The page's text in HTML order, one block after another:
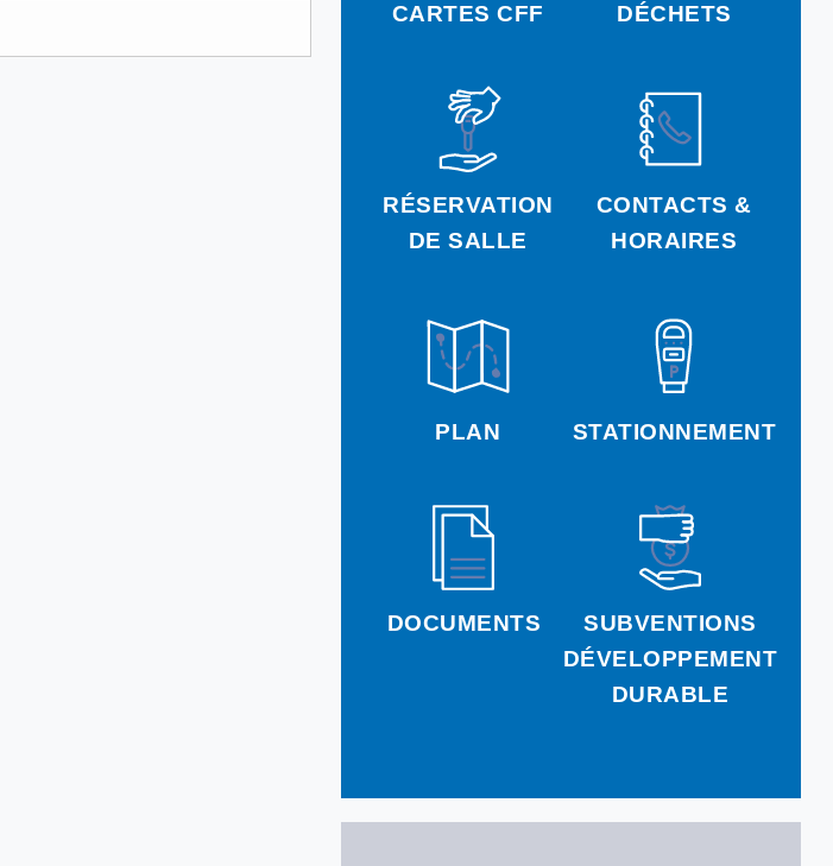
CARTES CFF DÉCHETS
RÉSERVATION
DE SALLE
CONTACTS &
HORAIRES
PLAN STATIONNEMENT
DOCUMENTS
SUBVENTIONS
DÉVELOPPEMENT
DURABLE